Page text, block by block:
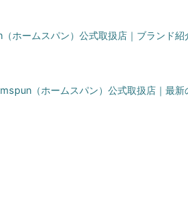
ホームスパン）公式取扱店｜ブランド紹
（ホームスパン）公式取扱店｜最新